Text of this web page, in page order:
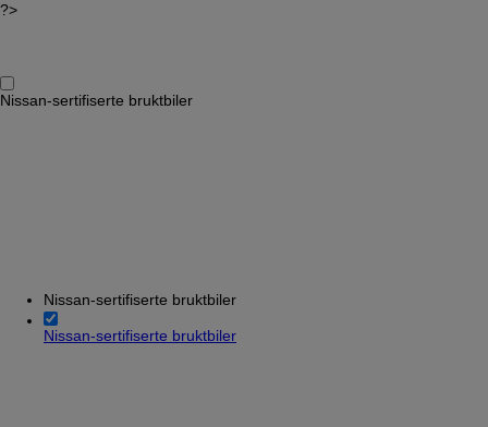
?>
Nissan-sertifiserte bruktbiler
Nissan-sertifiserte bruktbiler
Nissan-sertifiserte bruktbiler